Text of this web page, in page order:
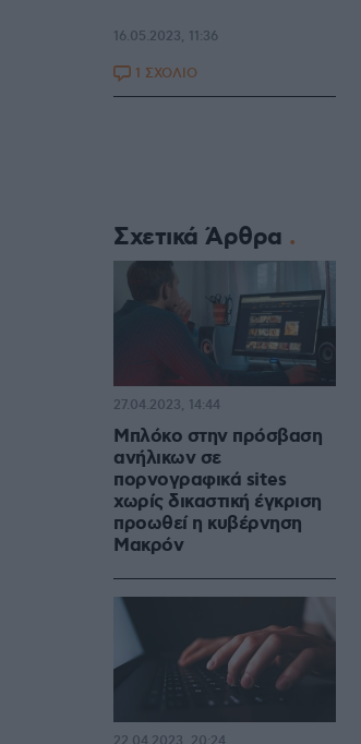
16.05.2023, 11:36
1 ΣΧΟΛΙΟ
Σχετικά Άρθρα
Μπλόκο στην πρόσβαση
ανήλικων σε
πορνογραφικά sites
χωρίς δικαστική έγκριση
προωθεί η κυβέρνηση
Μακρόν
27.04.2023, 14:44